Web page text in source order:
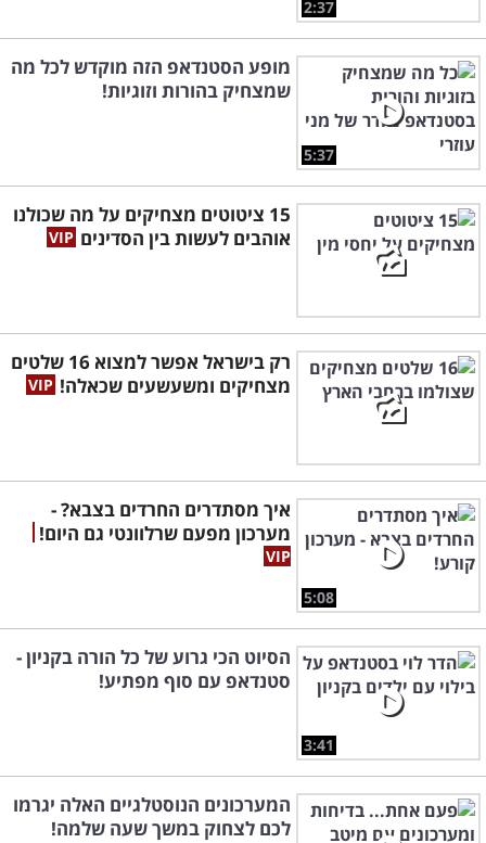
2:37
5:37
מופע הסטנדאפ הזה מוקדש לכל מה
שמצחיק בהורות וזוגיות!
15 ציטוטים מצחיקים על מה שכולנו
אוהבים לעשות בין הסדינים
רק בישראל אפשר למצוא 16 שלטים
מצחיקים ומשעשעים שכאלה!
5:08
איך מסתדרים החרדים בצבא? -
מערכון מפעם שרלוונטי גם היום!
3:41
הסיוט הכי גרוע של כל הורה בקניון -
סטנדאפ עם סוף מפתיע!
המערכונים הנוסטלגיים האלה יגרמו
לכם לצחוק במשך שעה שלמה!